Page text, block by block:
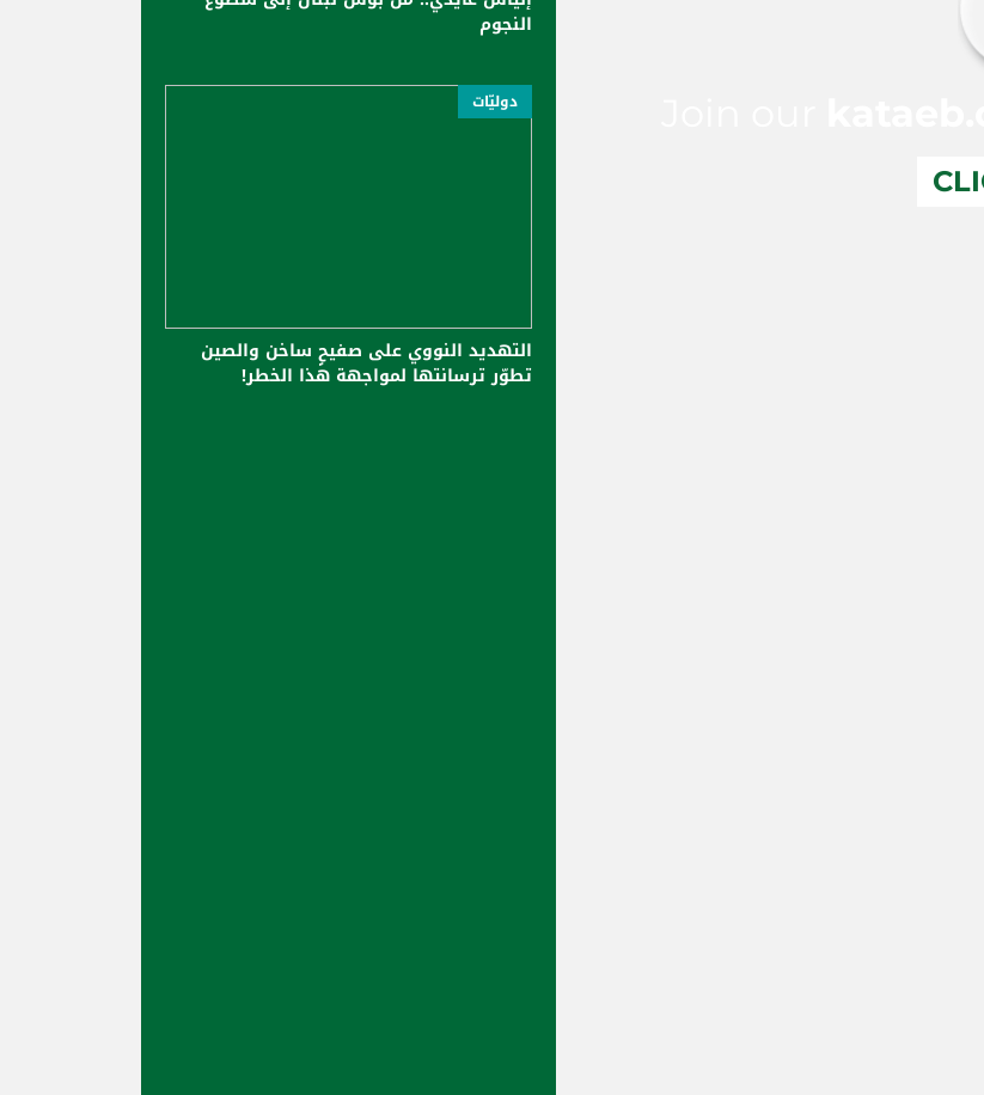
النجوم
دوليّات
التهديد النووي على صفيحٍ ساخن والصين
تطوّر ترسانتها لمواجهة هذا الخطر!